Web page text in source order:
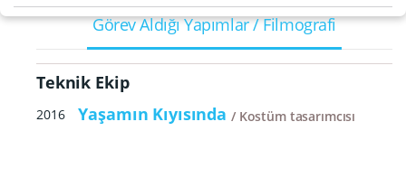
Görev Aldığı Yapımlar / Filmografi
Teknik Ekip
2016 Yaşamın Kıyısında Kostüm tasarımcısı